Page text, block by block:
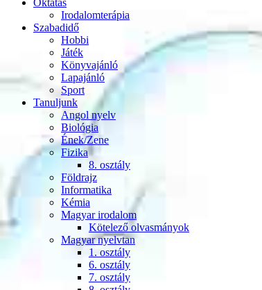
Oktatás
Irodalomterápia
Szabadidő
Hobbi
Játék
Könyvajánló
Lapajánló
Sport
Tanuljunk
Angol nyelv
Biológia
Ének/Zene
Fizika
8. osztály
Földrajz
Informatika
Kémia
Magyar irodalom
Kötelező olvasmányok
Magyar nyelvtan
1. osztály
6. osztály
7. osztály